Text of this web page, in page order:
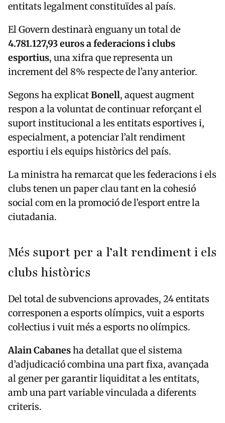
entitats legalment constituïdes al país.
El Govern destinarà enguany un total de
4.781.127,93 euros a federacions i clubs
esportius, una xifra que representa un
increment del 8% respecte de l’any anterior.
Segons ha explicatBonell, aquest augment
respon a la voluntat de continuar reforçant el
suport institucional a les entitats esportives i,
especialment, a potenciar l’alt rendiment
esportiu i els equips històrics del país.
La ministra ha remarcat que les federacions i els
clubs tenen un paper clau tant en la cohesió
social com en la promoció de l’esport entre la
ciutadania.
Més suport per a l’alt rendiment i els
clubs històrics
Del total de subvencions aprovades, 24 entitats
corresponen a esports olímpics, vuit a esports
col·lectius i vuit més a esports no olímpics.
Alain Cabanesha detallat que el sistema
d’adjudicació combina una part fixa, avançada
al gener per garantir liquiditat a les entitats,
amb una part variable vinculada a diferents
criteris.